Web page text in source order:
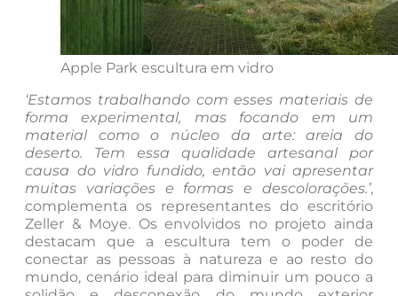
Apple Park escultura em vidro
‘Estamos trabalhando com esses materiais de
forma experimental, mas focando em um
material como o núcleo da arte: areia do
deserto. Tem essa qualidade artesanal por
causa do vidro fundido, então vai apresentar
muitas variações e formas e descolorações.’,
complementa os representantes do escritório
Zeller & Moye. Os envolvidos no projeto ainda
destacam que a escultura tem o poder de
conectar as pessoas à natureza e ao resto do
mundo, cenário ideal para diminuir um pouco a